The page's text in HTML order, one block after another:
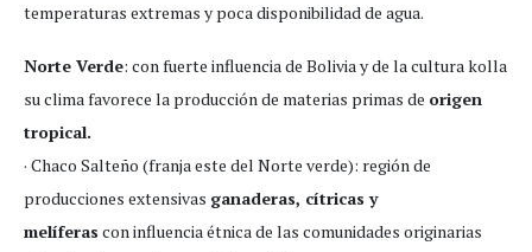
temperaturas extremas y poca disponibilidad de agua.
Norte Verde: con fuerte influencia de Bolivia y de la cultura kolla
su clima favorece la producción de materias primas de origen
tropical.
· Chaco Salteño (franja este del Norte verde): región de
producciones extensivas ganaderas, cítricas y
melíferas con influencia étnica de las comunidades originarias